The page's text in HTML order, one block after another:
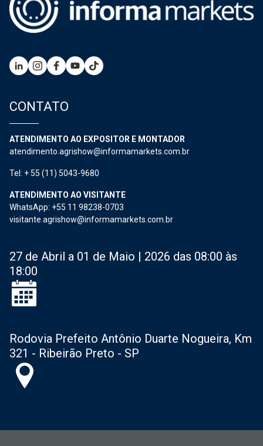
CONTATO
ATENDIMENTO AO EXPOSITOR E MONTADOR
atendimento.agrishow@informamarkets.com.br
Tel: + 55 (11) 5043-9680
ATENDIMENTO AO VISITANTE
WhatsApp: +55 11 98238-0703
visitante.agrishow@informamarkets.com.br
27 de Abril a 01 de Maio | 2026 das 08:00 às
18:00
Rodovia Prefeito Antônio Duarte Nogueira, Km
321 - Ribeirão Preto - SP